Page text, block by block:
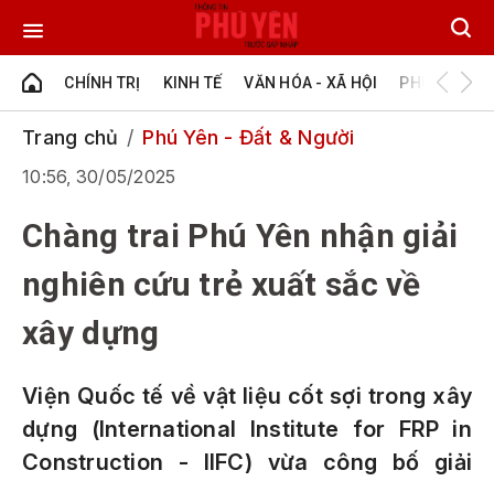
CHÍNH TRỊ KINH TẾ VĂN HÓA - XÃ HỘI PHÚ YÊN -
Trang chủ Phú Yên - Đất & Người
10:56, 30/05/2025
Chàng trai Phú Yên nhận giải
nghiên cứu trẻ xuất sắc về
xây dựng
Viện Quốc tế về vật liệu cốt sợi trong xây
dựng (International Institute for FRP in
Construction - IIFC) vừa công bố giải